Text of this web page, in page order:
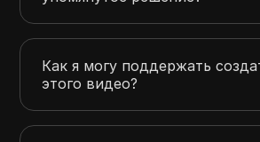
Как я могу поддержать
этого видео?